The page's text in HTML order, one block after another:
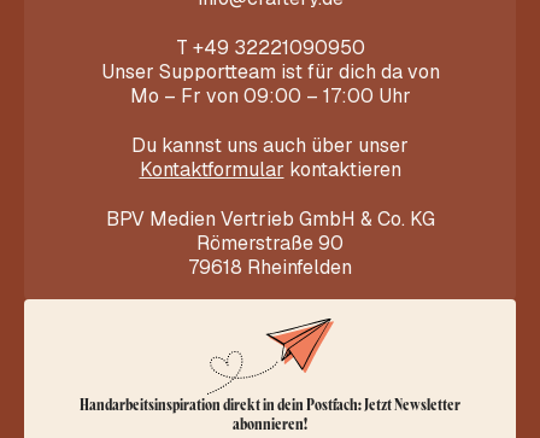
T +49 32221090950
Unser Supportteam ist für dich da von
Mo – Fr von 09:00 – 17:00 Uhr
Du kannst uns auch über unser
Kontaktformular kontaktieren
BPV Medien Vertrieb GmbH & Co. KG
Römerstraße 90
79618 Rheinfelden
Handarbeitsinspiration direkt in dein Postfach: Jetzt Newsletter
abonnieren!